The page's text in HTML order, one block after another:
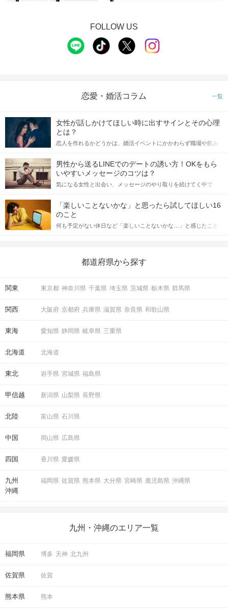
FOLLOW US
恋愛・婚活コラム 一覧
女性が話しかけてほしい時に出すサインとその心理
とは？
恋人を作れるかどうかは、婚活イベントにかかわらず職場や飲み
てアプローチできるかにも左右されます。 これから恋人作りを本
格的に始めようとしている方は、女性が異性を求めて出すサイン
をしっかりと理解し、正しい行動に移せるかどうかが重要。 この
記事では、女性が話しかけて欲しい時に出すサインとその心理を
合にどのような行動に繋げるべきかをご紹介していきます。
男性から送るLINEでのデートの誘い方！OKをもら
いやすいメッセージのコツは？
気になる女性と出会い、メッセージのやり取りを続けてく中で
しかし、中には「どう誘ったらいいの？」とお困りの男性もいら
っしゃるのではないでしょうか。 そこで今回は、男性から女性へ
送るLINEでのデートの誘い方のコツをご紹介します。例文も混じ
えながら解説するので、ぜひ参考にしてください。
「楽しいことないかな」と思ったら試してほしい16
のこと
何も予定がない休日など「楽しいことないかな…」と感じたこと
の楽しいことアイデアを集めました♪ いままさに楽しいことを探し
都道府県から探す
関東 東京都 神奈川県 千葉県 埼玉県 茨城県 栃木県 群馬県
関西 大阪府 京都府 兵庫県 滋賀県 奈良県 和歌山県
東海 愛知県 静岡県 岐阜県 三重県
北海道 北海道
東北 岩手県 宮城県 福島県
甲信越 新潟県 山梨県 長野県
北陸 富山県 石川県
中国 岡山県 広島県
四国 香川県 愛媛県
九州
沖縄
福岡県 佐賀県 熊本県 大分県 宮崎県 鹿児島県 沖縄県
九州・沖縄のエリア一覧
福岡県 博多 天神 北九州
佐賀県 佐賀
熊本県 熊本